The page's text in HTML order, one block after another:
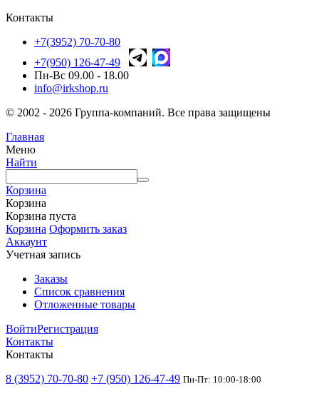
Контакты
+7(3952) 70-70-80
+7(950) 126-47-49
Пн-Вс 09.00 - 18.00
info@irkshop.ru
© 2002 - 2026 Группа-компаний. Все права защищены
Главная
Меню
Найти
Корзина
Корзина
Корзина пуста
Корзина Оформить заказ
Аккаунт
Учетная запись
Заказы
Список сравнения
Отложенные товары
ВойтиРегистрация
Контакты
Контакты
8 (3952) 70-70-80 +7 (950) 126-47-49 Пн-Пт: 10:00-18:00